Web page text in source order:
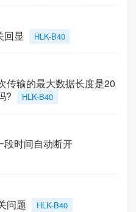
回显 HLK-B40
传输的最大数据长度是20
?
HLK-B40
段时间自动断开
问题 HLK-B40